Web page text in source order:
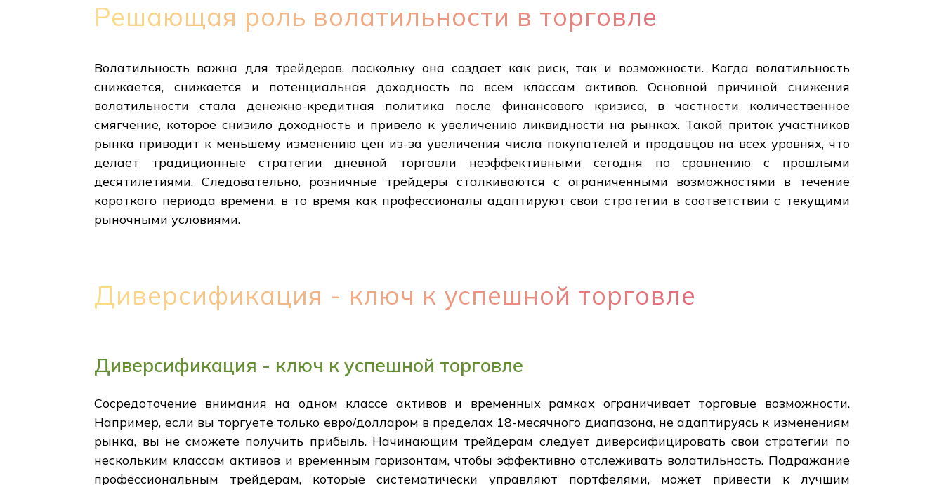
Решающая роль волатильности в торговле
Волатильность важна для трейдеров, поскольку она создает как риск, так и возможности. Когда волатильность
снижается, снижается и потенциальная доходность по всем классам активов. Основной причиной снижения
волатильности стала денежно-кредитная политика после финансового кризиса, в частности количественное
смягчение, которое снизило доходность и привело к увеличению ликвидности на рынках. Такой приток участников
рынка приводит к меньшему изменению цен из-за увеличения числа покупателей и продавцов на всех уровнях, что
делает традиционные стратегии дневной торговли неэффективными сегодня по сравнению с прошлыми
десятилетиями. Следовательно, розничные трейдеры сталкиваются с ограниченными возможностями в течение
короткого периода времени, в то время как профессионалы адаптируют свои стратегии в соответствии с текущими
рыночными условиями.
Диверсификация - ключ к успешной торговле
Диверсификация - ключ к успешной торговле
Сосредоточение внимания на одном классе активов и временных рамках ограничивает торговые возможности.
Например, если вы торгуете только евро/долларом в пределах 18-месячного диапазона, не адаптируясь к изменениям
рынка, вы не сможете получить прибыль. Начинающим трейдерам следует диверсифицировать свои стратегии по
нескольким классам активов и временным горизонтам, чтобы эффективно отслеживать волатильность. Подражание
профессиональным трейдерам, которые систематически управляют портфелями, может привести к лучшим